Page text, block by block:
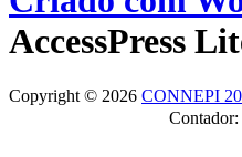
AccessPress
Copyright © 2026 CONNEPI
Contador: